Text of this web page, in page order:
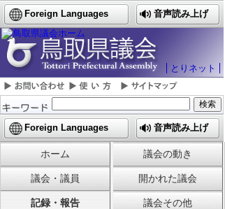
Foreign Languages 音声読み上げ
とりネット
Foreign Languages 音声読み上げ
ホーム 議会の動き
議会・議員 開かれた議会
記録・報告 議会その他